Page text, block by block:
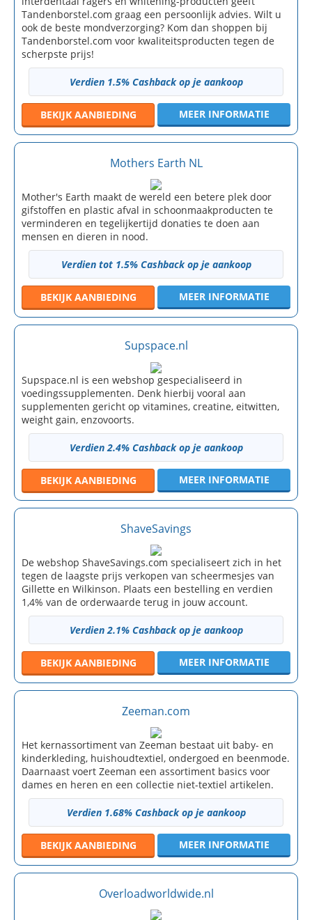
Tandenborstel.com graag een persoonlijk advies. Wilt u
ook de beste mondverzorging? Kom dan shoppen bij
Tandenborstel.com voor kwaliteitsproducten tegen de
scherpste prijs!
Verdien 1.5% Cashback op je aankoop
BEKIJK AANBIEDING MEER INFORMATIE
Mothers Earth NL
Mother's Earth maakt de wereld een betere plek door
gifstoffen en plastic afval in schoonmaakproducten te
verminderen en tegelijkertijd donaties te doen aan
mensen en dieren in nood.
Verdien tot 1.5% Cashback op je aankoop
BEKIJK AANBIEDING MEER INFORMATIE
Supspace.nl
Supspace.nl is een webshop gespecialiseerd in
voedingssupplementen. Denk hierbij vooral aan
supplementen gericht op vitamines, creatine, eitwitten,
weight gain, enzovoorts.
Verdien 2.4% Cashback op je aankoop
BEKIJK AANBIEDING MEER INFORMATIE
ShaveSavings
De webshop ShaveSavings.com specialiseert zich in het
tegen de laagste prijs verkopen van scheermesjes van
Gillette en Wilkinson. Plaats een bestelling en verdien
1,4% van de orderwaarde terug in jouw account.
Verdien 2.1% Cashback op je aankoop
BEKIJK AANBIEDING MEER INFORMATIE
Zeeman.com
Het kernassortiment van Zeeman bestaat uit baby- en
kinderkleding, huishoudtextiel, ondergoed en beenmode.
Daarnaast voert Zeeman een assortiment basics voor
dames en heren en een collectie niet-textiel artikelen.
Verdien 1.68% Cashback op je aankoop
BEKIJK AANBIEDING MEER INFORMATIE
Overloadworldwide.nl